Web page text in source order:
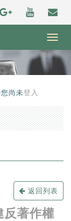
尚未登入
返回列表
反著作權